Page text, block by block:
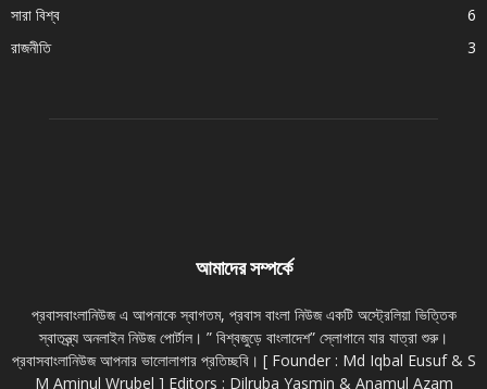
সারা বিশ্ব
6
রাজনীতি
3
আমাদের সম্পর্কে
প্রবাসবাংলানিউজ এ আপনাকে স্বাগতম, প্রবাস বাংলা নিউজ একটি অস্ট্রেলিয়া ভিত্তিক
স্বাতন্ত্র্য অনলাইন নিউজ পোর্টাল। ” বিশ্বজুড়ে বাংলাদেশ” স্লোগানে যার যাত্রা শুরু।
প্রবাসবাংলানিউজ আপনার ভালোলাগার প্রতিচ্ছবি। [ Founder : Md Iqbal Eusuf & S
M Aminul Wrubel ] Editors : Dilruba Yasmin & Anamul Azam